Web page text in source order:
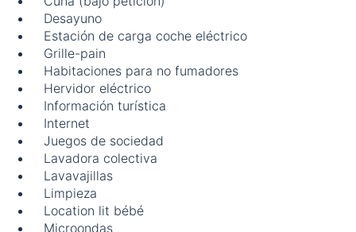
Desayuno
Estación de carga coche eléctrico
Grille-pain
Habitaciones para no fumadores
Hervidor eléctrico
Información turística
Internet
Juegos de sociedad
Lavadora colectiva
Lavavajillas
Limpieza
Location lit bébé
Microondas